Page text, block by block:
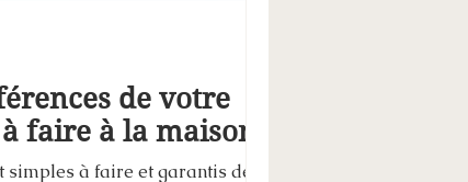
de votre
faire à la maison
simples à faire et garantis de